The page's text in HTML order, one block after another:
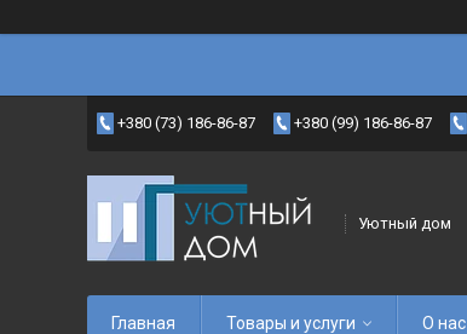
+380 (73) 186-86-87 +380 (99) 186-86-87
Уютный дом
Главная Товары и услуги О нас